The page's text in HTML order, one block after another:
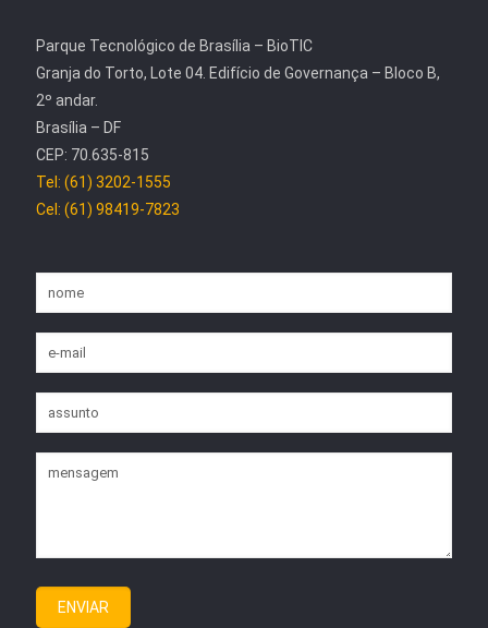
Parque Tecnológico de Brasília – BioTIC
Granja do Torto, Lote 04. Edifício de Governança – Bloco B,
2º andar.
Brasília – DF
CEP: 70.635-815
Tel: (61) 3202-1555
Cel: (61) 98419-7823